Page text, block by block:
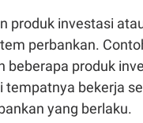
produk investasi
perbankan.
beberapa produk
tempatnya bekerja
yang berlaku.